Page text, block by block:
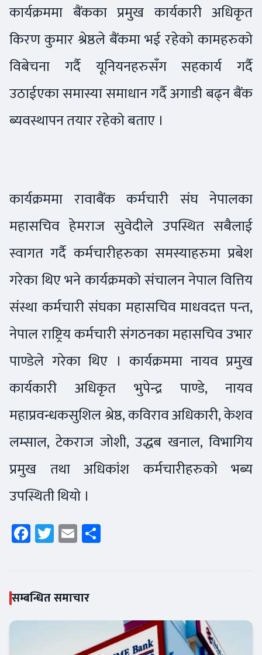
कार्यक्रममा बैंकका प्रमुख कार्यकारी अधिकृत
किरण कुमार श्रेष्ठले बैंकमा भई रहेको कामहरुको
विबेचना गर्दै यूनियनहरुसँग सहकार्य गर्दै
उठाईएका समास्या समाधान गर्दै अगाडी बढ्न बैंक
ब्यवस्थापन तयार रहेको बताए ।
कार्यक्रममा रावाबैंक कर्मचारी संघ नेपालका
महासचिव हेमराज सुवेदीले उपस्थित सबैलाई
स्वागत गर्दै कर्मचारीहरुका समस्याहरुमा प्रबेश
गरेका थिए भने कार्यक्रमको संचालन नेपाल वित्तिय
संस्था कर्मचारी संघका महासचिव माधवदत्त पन्त,
नेपाल राष्ट्रिय कर्मचारी संगठनका महासचिव उभार
पाण्डेले गरेका थिए । कार्यक्रममा नायव प्रमुख
कार्यकारी अधिकृत भुपेन्द्र पाण्डे, नायव
महाप्रवन्धकसुशिल श्रेष्ठ, कविराव अधिकारी, केशव
लम्साल, टेकराज जोशी, उद्धब खनाल, विभागिय
प्रमुख तथा अधिकांश कर्मचारीहरुको भब्य
उपस्थिती थियो ।
Facebook
Twitter
Email
सम्बन्धित समाचार